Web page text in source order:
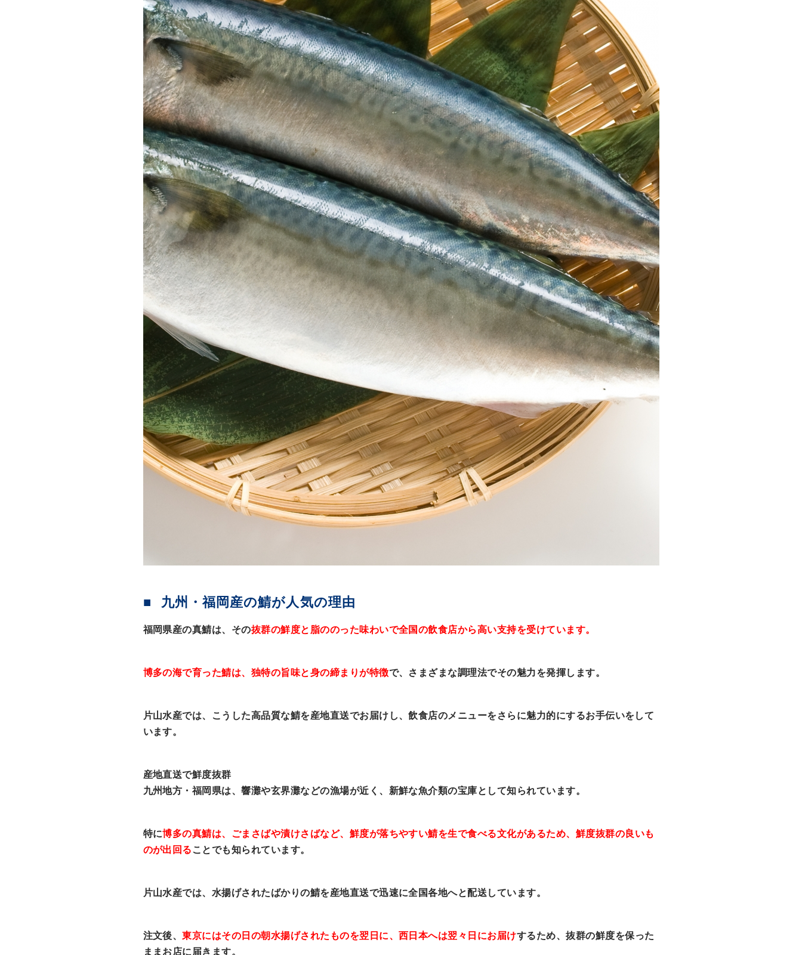
九州・福岡産の鯖が人気の理由
福岡県産の真鯖は、その抜群の鮮度と脂ののった味わいで全国の飲食店から高い支持を受けています。
博多の海で育った鯖は、独特の旨味と身の締まりが特徴で、さまざまな調理法でその魅力を発揮します。
片山水産では、こうした高品質な鯖を産地直送でお届けし、飲食店のメニューをさらに魅力的にするお手伝いをして
います。
産地直送で鮮度抜群
九州地方・福岡県は、響灘や玄界灘などの漁場が近く、新鮮な魚介類の宝庫として知られています。
特に博多の真鯖は、ごまさばや漬けさばなど、鮮度が落ちやすい鯖を生で食べる文化があるため、鮮度抜群の良いも
のが出回る ことでも知られています。
片山水産では、水揚げされたばかりの鯖を産地直送で迅速に全国各地へと配送しています。
注文後、東京にはその日の朝水揚げされたものを翌日に、西日本へは翌々日にお届けするため、抜群の鮮度を保った
ままお店に届きます。